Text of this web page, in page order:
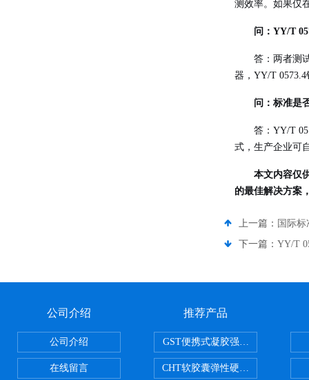
测效率。如果仅
问：YY/T
答：两者测
器，YY/T
问：标准是
答：YY/T
式，生产企业可
本文内容仅
的最佳解决方案
上一篇： 国际
下一篇： YY/T
公司介绍
公司介绍
在线留言
推荐产品
GST便携式凝胶强度测定仪
CHT软胶囊弹性硬度测试仪